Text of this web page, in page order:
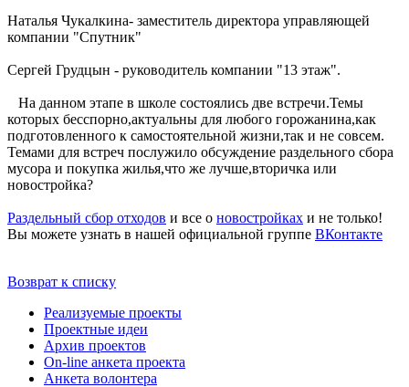
Наталья Чукалкина- заместитель директора управляющей
компании "Спутник"
Сергей Грудцын - руководитель компании "13 этаж".
На данном этапе в школе состоялись две встречи.Темы
которых бесспорно,актуальны для любого горожанина,как
подготовленного к самостоятельной жизни,так и не совсем.
Темами для встреч послужило обсуждение раздельного сбора
мусора и покупка жилья,что же лучше,вторичка или
новостройка?
Раздельный сбор отходов и все о новостройках и не только!
Вы можете узнать в нашей официальной группе ВКонтакте
Возврат к списку
Реализуемые проекты
Проектные идеи
Архив проектов
On-line анкета проекта
Анкета волонтера